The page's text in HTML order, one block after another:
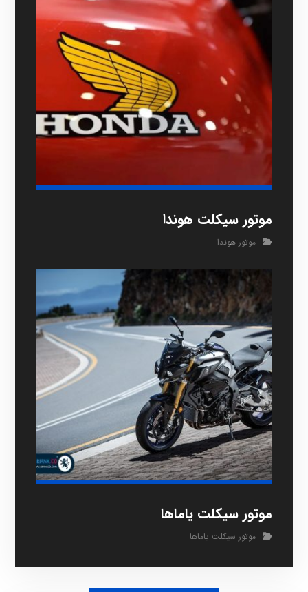
موتور سیکلت هوندا
موتور هوندا
موتور سیکلت یاماها
موتور سیکلت یاماها